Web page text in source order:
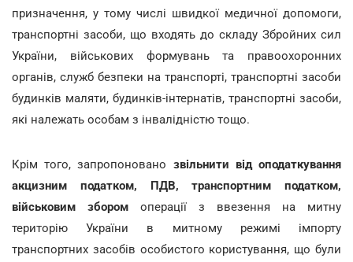
призначення, у тому числі швидкої медичної допомоги,
транспортні засоби, що входять до складу Збройних сил
України, військових формувань та правоохоронних
органів, служб безпеки на транспорті, транспортні засоби
будинків маляти, будинків-інтернатів, транспортні засоби,
які належать особам з інвалідністю тощо.
Крім того, запропоновано звільнити від оподаткування
акцизним податком, ПДВ, транспортним податком,
військовим збором операції з ввезення на митну
територію України в митному режимі імпорту
транспортних засобів особистого користування, що були